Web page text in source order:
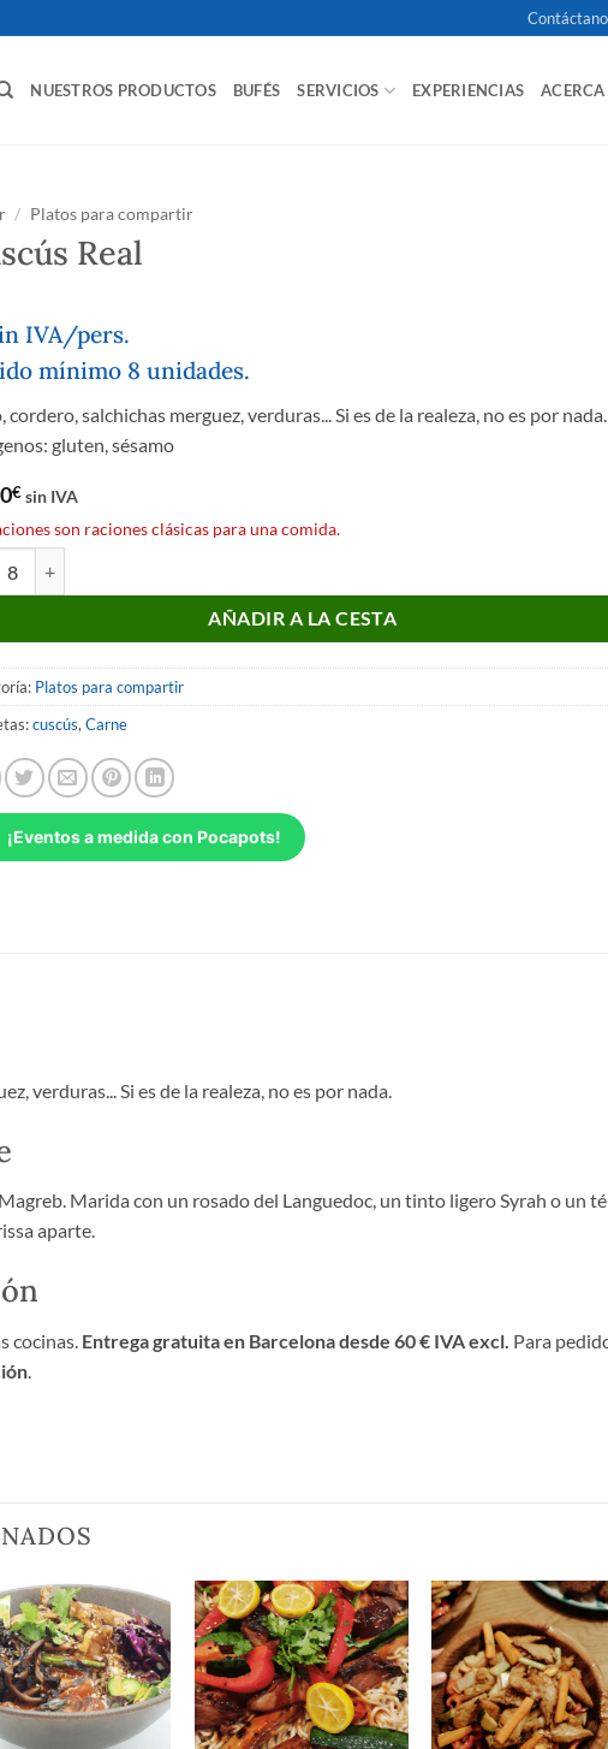
NUESTROS PRODUCTOS BUFÉS SERVICIOS EXPERIENCIAS ACERCA
/ Platos para compartir
Real
IVA/pers.
mínimo 8 unidades.
cordero, salchichas merguez, verduras... Si es de la realeza, no es por nada.
gluten, sésamo
€ sin IVA
son raciones clásicas para una comida.
AÑADIR A LA CESTA
Platos para compartir
cuscús,Carne
¡Eventos a medida con Pocapots!
verduras... Si es de la realeza, no es por nada.
Marida con un rosado del Languedoc, un tinto ligero Syrah o un
aparte.
cocinas. Entrega gratuita en Barcelona desde 60 € IVA excl. Para
.